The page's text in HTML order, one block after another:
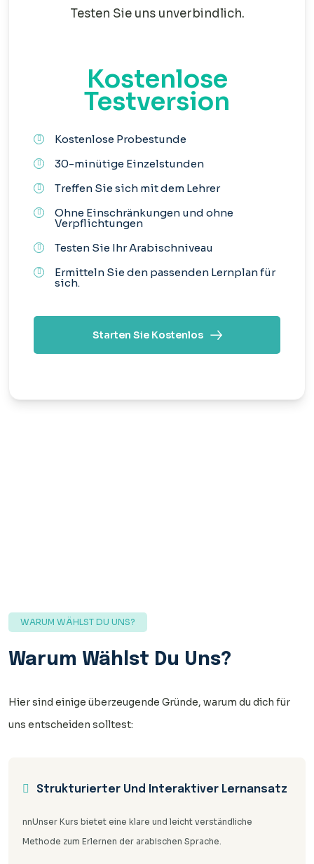
Testen Sie uns unverbindlich.
Kostenlose
Testversion
Kostenlose Probestunde
30-minütige Einzelstunden
Treffen Sie sich mit dem Lehrer
Ohne Einschränkungen und ohne
Verpflichtungen
Testen Sie Ihr Arabischniveau
Ermitteln Sie den passenden Lernplan für
sich.
Starten Sie Kostenlos
WARUM WÄHLST DU UNS?
Warum Wählst Du Uns?
Hier sind einige überzeugende Gründe, warum du dich für
uns entscheiden solltest:
Strukturierter Und Interaktiver Lernansatz
nnUnser Kurs bietet eine klare und leicht verständliche
Methode zum Erlernen der arabischen Sprache.